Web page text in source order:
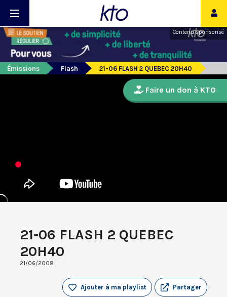
Contenu sponsorisé
Émissions Flash 21-06 FLASH 2 QUEBEC 20H40
21-06 FLASH 2 QUEBEC
20H40
21/06/2008
Partager
Ajouter à ma playlist
Faire un don à KTO